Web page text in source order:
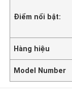
Điểm nổi bật:
Hàng hiệu
Model Number